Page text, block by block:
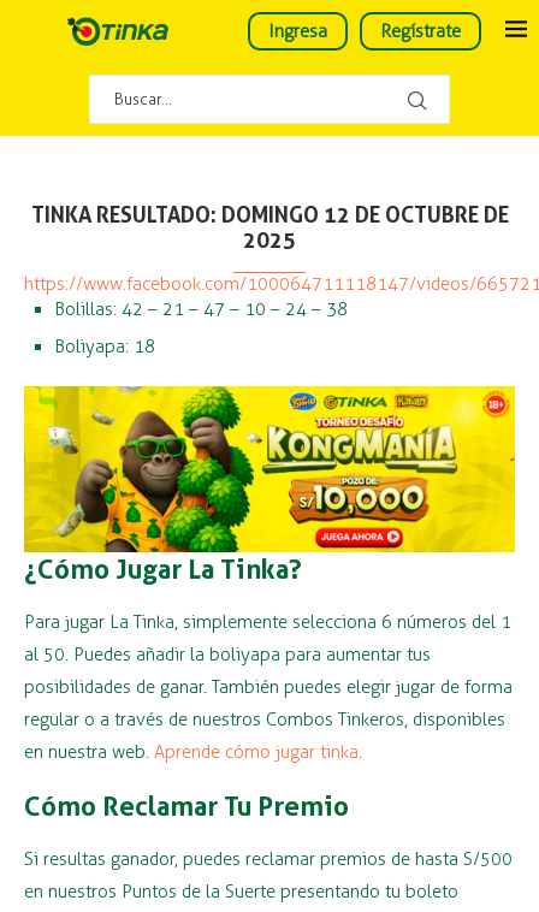
Ingresa Regístrate
TINKA RESULTADO: DOMINGO 12 DE OCTUBRE DE
2025
https://www.facebook.com/100064711118147/videos/
Bolillas: 42 – 21 – 47 – 10 – 24 – 38
Boliyapa: 18
¿Cómo Jugar La Tinka?
Para jugar La Tinka, simplemente selecciona 6 números del 1
al 50. Puedes añadir la boliyapa para aumentar tus
posibilidades de ganar. También puedes elegir jugar de forma
regular o a través de nuestros Combos Tinkeros, disponibles
en nuestra web. Aprende cómo jugar tinka.
Cómo Reclamar Tu Premio
Si resultas ganador, puedes reclamar premios de hasta S/500
en nuestros Puntos de la Suerte presentando tu boleto